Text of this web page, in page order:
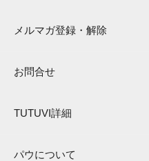
メルマガ登録・解除
お問合せ
TUTUVI詳細
パウについて